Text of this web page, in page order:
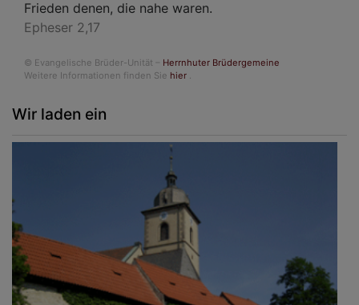
Frieden denen, die nahe waren.
Epheser 2,17
© Evangelische Brüder-Unität – Herrnhuter Brüdergemeine
Weitere Informationen finden Sie hier
Wir laden ein